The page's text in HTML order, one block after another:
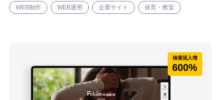
WEB制作 WEB運用 企業サイト 保育・教室
検索流入増
600%